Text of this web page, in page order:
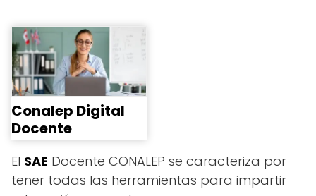
Conalep Digital
Docente
El SAE Docente CONALEP se caracteriza por
tener todas las herramientas para impartir